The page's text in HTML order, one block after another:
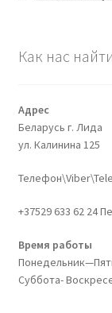
Как нас найти
Адрес
Беларусь г. Лида
ул. Калинина 125
+37529 633 62 24
Время работы
Суббота-